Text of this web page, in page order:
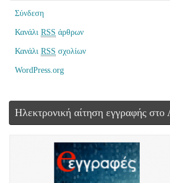
Σύνδεση
Κανάλι RSS άρθρων
Κανάλι RSS σχολίων
WordPress.org
Ηλεκτρονική αίτηση εγγραφής στο